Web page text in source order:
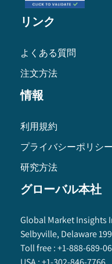
リンク
よくある質問
注文方法
情報
利用規約
プライバシーポリシー
研究方法
グローバル本社
Global Market Insights
Selbyville, Delaware
Toll free :+1-888-689-